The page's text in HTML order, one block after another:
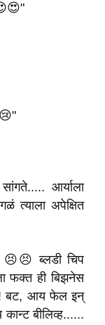
आर्याला
त्याला अपेक्षित
ब्लडी चिप
फक्त ही बिझनेस
बट, आय फेल इन्
बीलिव्ह......